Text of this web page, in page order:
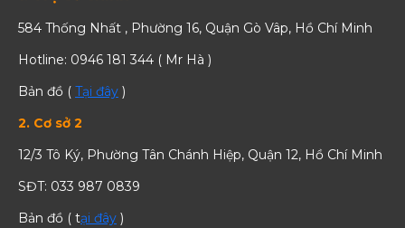
584 Thống Nhất , Phường 16, Quận Gò Vâp, Hồ Chí Minh
Hotline: 0946 181 344 ( Mr Hà )
Bản đồ ( Tại đây )
2. Cơ sở 2
12/3 Tô Ký, Phường Tân Chánh Hiệp, Quận 12, Hồ Chí Minh
SĐT: 033 987 0839
Bản đồ ( tại đây )